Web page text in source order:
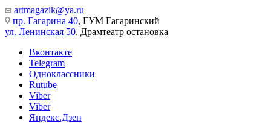
artmagazik@ya.ru
пр. Гагарина 40, ГУМ Гагаринский
ул. Ленинская 50, Драмтеатр остановка
Вконтакте
Telegram
Одноклассники
Rutube
Viber
Viber
Яндекс.Дзен